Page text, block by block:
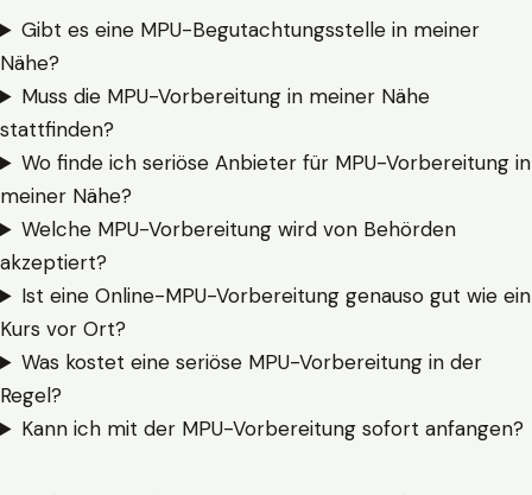
Gibt es eine MPU-Begutachtungsstelle in meiner
Nähe?
Muss die MPU-Vorbereitung in meiner Nähe
stattfinden?
Wo finde ich seriöse Anbieter für MPU-Vorbereitung in
meiner Nähe?
Welche MPU-Vorbereitung wird von Behörden
akzeptiert?
Ist eine Online-MPU-Vorbereitung genauso gut wie ein
Kurs vor Ort?
Was kostet eine seriöse MPU-Vorbereitung in der
Regel?
Kann ich mit der MPU-Vorbereitung sofort anfangen?